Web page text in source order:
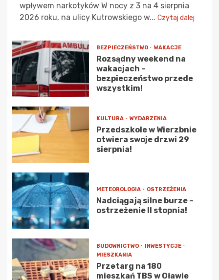
wpływem narkotyków W nocy z 3 na 4 sierpnia
2026 roku, na ulicy Kutrowskiego w... Czytaj dalej
BEZPIECZEŃSTWO WAKACJE
Rozsądny weekend na
wakacjach –
bezpieczeństwo przede
wszystkim!
KULTURA WYDARZENIA
Przedszkole w Wierzbnie
otwiera swoje drzwi 29
sierpnia!
METEOROLOGIA OSTRZEŻENIA
Nadciągają silne burze –
ostrzeżenie II stopnia!
BUDOWNICTWO
INWESTYCJE
MIESZKANIA
Przetarg na 180
mieszkań TBS w Oławie